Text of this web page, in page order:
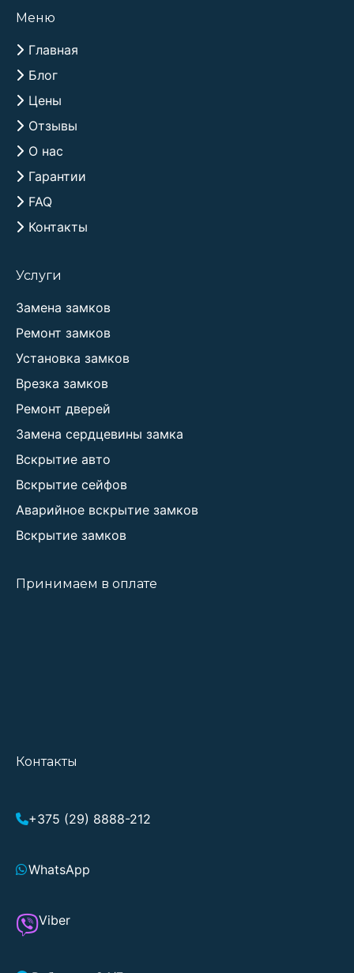
Меню
Главная
Блог
Цены
Отзывы
О нас
Гарантии
FAQ
Контакты
Услуги
Замена замков
Ремонт замков
Установка замков
Врезка замков
Ремонт дверей
Замена сердцевины замка
Вскрытие авто
Вскрытие сейфов
Аварийное вскрытие замков
Вскрытие замков
Принимаем в оплате
Контакты
+375 (29) 8888-212
WhatsApp
Viber